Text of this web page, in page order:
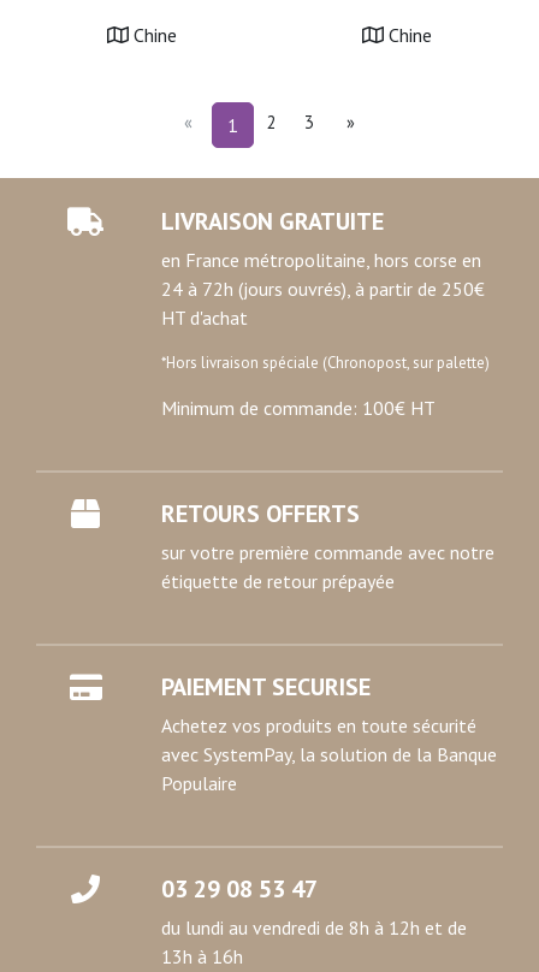
Chine Chine
« 1 2 3 »
LIVRAISON GRATUITE
en France métropolitaine, hors corse en
24 à 72h (jours ouvrés), à partir de 250€
HT d'achat
*Hors livraison spéciale (Chronopost, sur palette)
Minimum de commande: 100€ HT
RETOURS OFFERTS
sur votre première commande avec notre
étiquette de retour prépayée
PAIEMENT SECURISE
Achetez vos produits en toute sécurité
avec SystemPay, la solution de la Banque
Populaire
03 29 08 53 47
du lundi au vendredi de 8h à 12h et de
13h à 16h